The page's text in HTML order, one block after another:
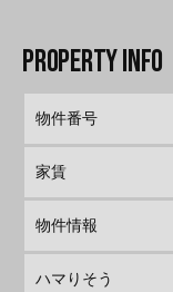
物件番号
家賃
物件情報
ハマりそう